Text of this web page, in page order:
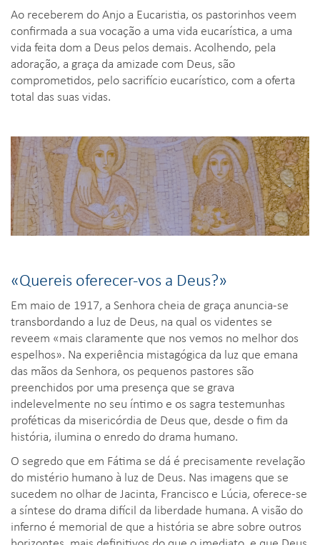
Ao receberem do Anjo a Eucaristia, os pastorinhos veem
confirmada a sua vocação a uma vida eucarística, a uma
vida feita dom a Deus pelos demais. Acolhendo, pela
adoração, a graça da amizade com Deus, são
comprometidos, pelo sacrifício eucarístico, com a oferta
total das suas vidas.
«Quereis oferecer-vos a Deus?»
Em maio de 1917, a Senhora cheia de graça anuncia-se
transbordando a luz de Deus, na qual os videntes se
reveem «mais claramente que nos vemos no melhor dos
espelhos». Na experiência mistagógica da luz que emana
das mãos da Senhora, os pequenos pastores são
preenchidos por uma presença que se grava
indelevelmente no seu íntimo e os sagra testemunhas
proféticas da misericórdia de Deus que, desde o fim da
história, ilumina o enredo do drama humano.
O segredo que em Fátima se dá é precisamente revelação
do mistério humano à luz de Deus. Nas imagens que se
sucedem no olhar de Jacinta, Francisco e Lúcia, oferece-se
a síntese do drama difícil da liberdade humana. A visão do
inferno é memorial de que a história se abre sobre outros